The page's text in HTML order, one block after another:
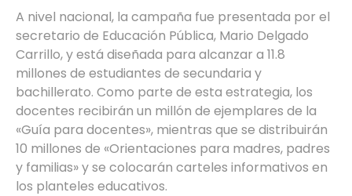
A nivel nacional, la campaña fue presentada por el
secretario de Educación Pública, Mario Delgado
Carrillo, y está diseñada para alcanzar a 11.8
millones de estudiantes de secundaria y
bachillerato. Como parte de esta estrategia, los
docentes recibirán un millón de ejemplares de la
«Guía para docentes», mientras que se distribuirán
10 millones de «Orientaciones para madres, padres
y familias» y se colocarán carteles informativos en
los planteles educativos.